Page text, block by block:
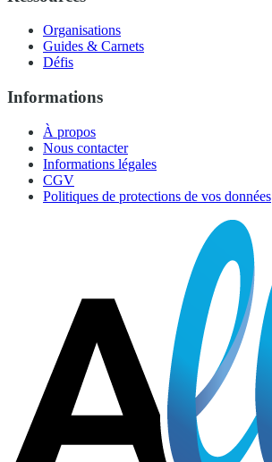
Organisations
Guides & Carnets
Défis
Informations
À propos
Nous contacter
Informations légales
CGV
Politiques de protections de vos données